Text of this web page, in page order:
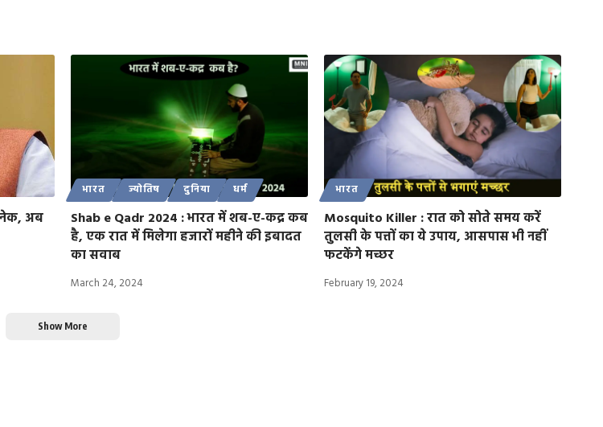
अब
भारत ज्योतिष दुनिया धर्म
Shab e Qadr 2024 : भारत में शब-ए-कद्र कब
है, एक रात में मिलेगा हजारों महीने की इबादत
का सवाब
March 24, 2024
भारत
Mosquito Killer : रात को सोते समय करें
तुलसी के पत्तों का ये उपाय, आसपास भी नहीं
फटकेंगे मच्छर
February 19, 2024
Show More